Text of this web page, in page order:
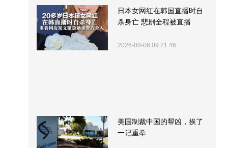
日本女网红在韩国直播时自
杀身亡 悲剧全程被直播
2026-08-06 09:21:46
美国制裁中国的帮凶，挨了
一记重拳